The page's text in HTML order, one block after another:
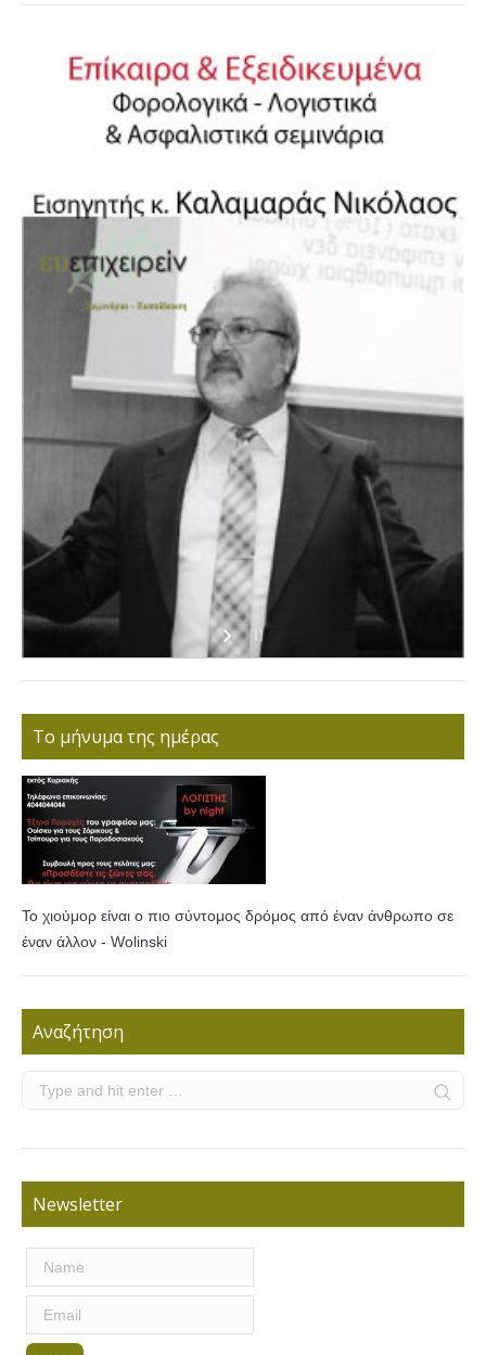
Το μήνυμα της ημέρας
Το χιούμορ είναι ο πιο σύντομος δρόμος από έναν άνθρωπο σε
έναν άλλον - Wolinski
Αναζήτηση
Newsletter